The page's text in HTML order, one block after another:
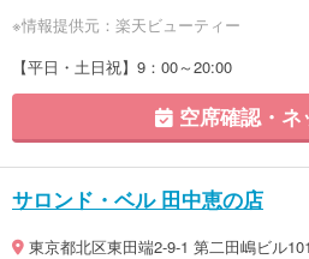
※情報提供元：楽天ビューティー
【平日・土日祝】9：00～20:00
空席確認・ネ
サロンド・ベル 田中恵の店
東京都北区東田端2-9-1 第二田嶋ビル101